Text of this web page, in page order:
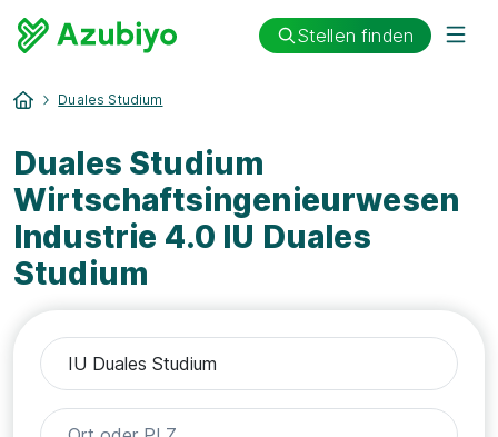
Stellen finden
Duales Studium
Duales Studium
Wirtschaftsingenieurwesen
Industrie 4.0 IU Duales
Studium